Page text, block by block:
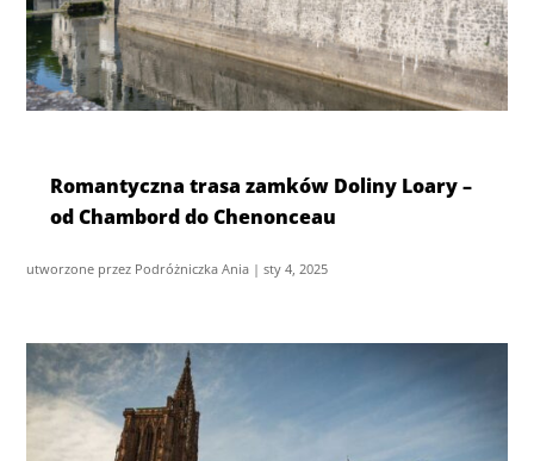
Romantyczna trasa zamków Doliny Loary –
od Chambord do Chenonceau
utworzone przez Podróżniczka Ania |sty 4, 2025